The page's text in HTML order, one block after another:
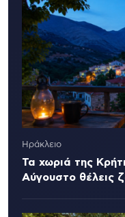
Ηράκλειο
Τα χωριά της
Αύγουστο θέλεις